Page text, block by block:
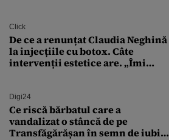
Click
De ce a renunțat Claudia Neghină
la injecțiile cu botox. Câte
intervenții estetice are. „Îmi
Digi24
Ce riscă bărbatul care a
vandalizat o stâncă de pe
Transfăgărășan în semn de iubire